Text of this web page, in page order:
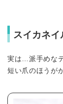
スイカネイ
実は…派手めな
短い爪のほうが